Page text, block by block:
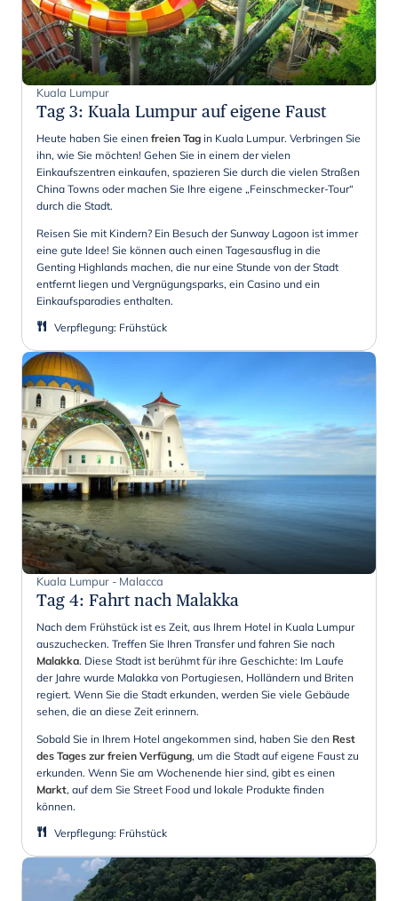
Kuala Lumpur
Tag 3: Kuala Lumpur auf eigene Faust
Heute haben Sie einen freien Tag in Kuala Lumpur. Verbringen Sie
ihn, wie Sie möchten! Gehen Sie in einem der vielen
Einkaufszentren einkaufen, spazieren Sie durch die vielen Straßen
China Towns oder machen Sie Ihre eigene „Feinschmecker-Tour“
durch die Stadt.
Reisen Sie mit Kindern? Ein Besuch der Sunway Lagoon ist immer
eine gute Idee! Sie können auch einen Tagesausflug in die
Genting Highlands machen, die nur eine Stunde von der Stadt
entfernt liegen und Vergnügungsparks, ein Casino und ein
Einkaufsparadies enthalten.
Verpflegung: Frühstück
Kuala Lumpur - Malacca
Tag 4: Fahrt nach Malakka
Nach dem Frühstück ist es Zeit, aus Ihrem Hotel in Kuala Lumpur
auszuchecken. Treffen Sie Ihren Transfer und fahren Sie nach
Malakka. Diese Stadt ist berühmt für ihre Geschichte: Im Laufe
der Jahre wurde Malakka von Portugiesen, Holländern und Briten
regiert. Wenn Sie die Stadt erkunden, werden Sie viele Gebäude
sehen, die an diese Zeit erinnern.
Sobald Sie in Ihrem Hotel angekommen sind, haben Sie den Rest
des Tages zur freien Verfügung, um die Stadt auf eigene Faust zu
erkunden. Wenn Sie am Wochenende hier sind, gibt es einen
Markt, auf dem Sie Street Food und lokale Produkte finden
können.
Verpflegung: Frühstück